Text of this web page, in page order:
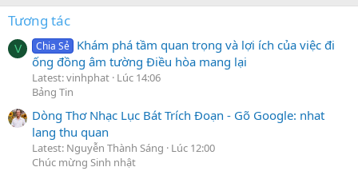
Tương tác
V Chia Sẻ Khám phá tầm quan trọng và lợi ích của việc đi
ống đồng âm tường Điều hòa mang lại
Latest: vinhphat Lúc 14:06
Bảng Tin
Dòng Thơ Nhạc Lục Bát Trích Đoạn - Gõ Google: nhat
lang thu quan
Latest: Nguyễn Thành Sáng
Lúc 12:00
Chúc mừng Sinh nhật